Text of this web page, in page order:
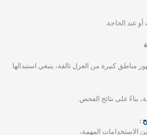
كبيرة من العزل تالفة، ينبغي استبدالها
بناءً على نتائج الفحص.
:
الاستخدامات المهمة،